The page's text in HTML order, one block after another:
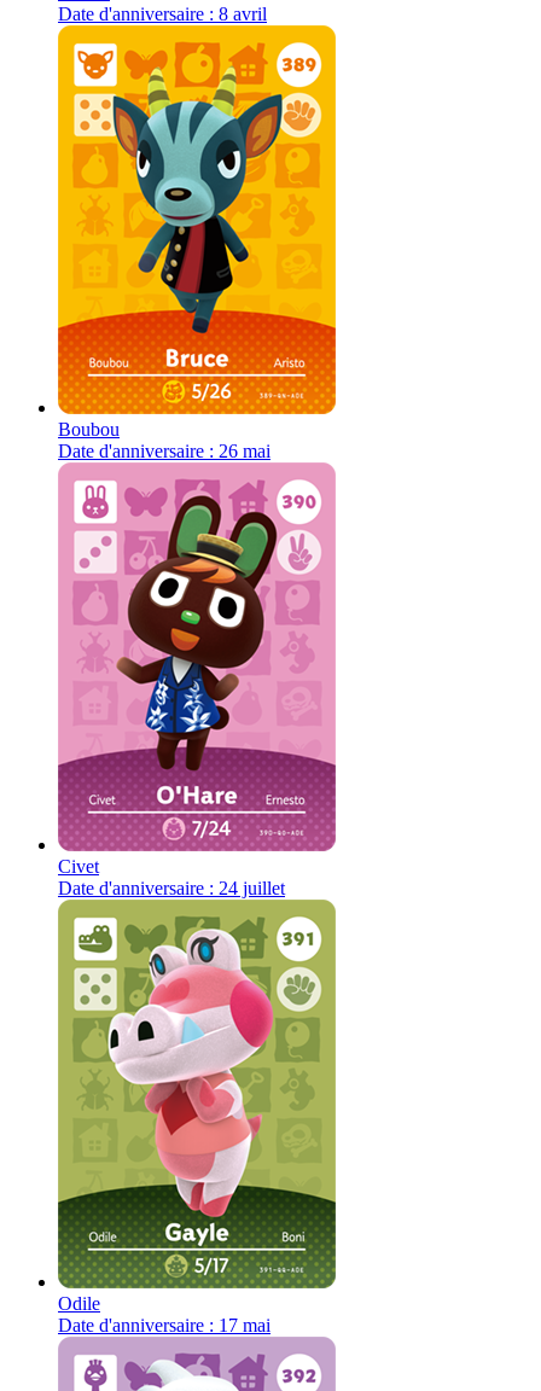
Date d'anniversaire : 8 avril
Boubou
Date d'anniversaire : 26 mai
Civet
Date d'anniversaire : 24 juillet
Odile
Date d'anniversaire : 17 mai